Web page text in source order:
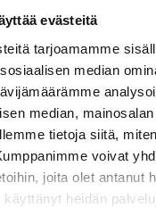
evästeitä
tarjoamamme
median
median,
tietoja siitä,
voivat
joita olet antanut
heidän
gråvatten
€ 958,10 €
M - purification